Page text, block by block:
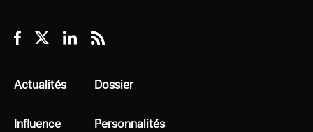
Facebook
TwitterLinkedin
RSS
Tous
Actualités
Tous
Influence
Tous
Dossier
Tous
Personnalités